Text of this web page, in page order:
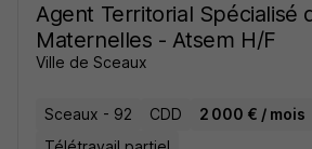
Agent Territorial Spécialisé
Maternelles - Atsem H/F
Ville de Sceaux
Sceaux - 92 CDD
2 000 € / mois